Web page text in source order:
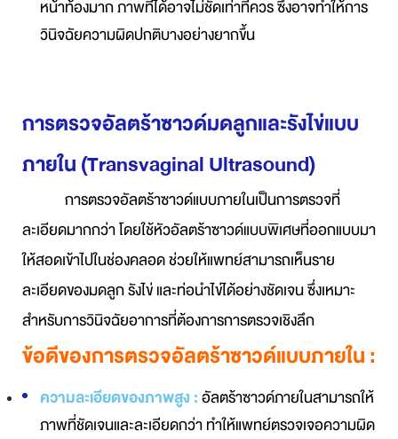
หน้าท้องมาก ภาพที่ได้อาจไม่ชัดเท่าที่ควร ซึ่งอาจทำให้การ
วินิจฉัยความผิดปกติบางอย่างยากขึ้น
การตรวจอัลตร้าซาวด์มดลูกและรังไข่แบบ
ภายใน (Transvaginal Ultrasound)
การตรวจอัลตร้าซาวด์แบบภายในเป็นการตรวจที่
ละเอียดมากกว่า โดยใช้หัวอัลตร้าซาวด์แบบพิเศษที่ออกแบบมา
ให้สอดเข้าไปในช่องคลอด ช่วยให้แพทย์สามารถเห็นราย
ละเอียดของมดลูก รังไข่ และท่อนำไข่ได้อย่างชัดเจน ซึ่งเหมาะ
สำหรับการวินิจฉัยอาการที่ต้องการการตรวจเชิงลึก
ข้อดีของการตรวจอัลตร้าซาวด์แบบภายใน :
ความละเอียดของภาพสูง :อัลตร้าซาวด์ภายในสามารถให้
ภาพที่ชัดเจนและละเอียดกว่า ทำให้แพทย์ตรวจเจอความผิด